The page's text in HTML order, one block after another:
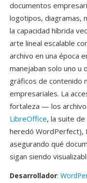
documentos
logotipos, diagramas,
la capacidad híbrida
arte lineal escalable
archivo en una época
manejaban solo uno u
gráficos de contenido
empresariales. La
fortaleza — los
LibreOffice, la suite
heredó WordPerfect),
asegurando qué
sigan siendo
Desarrollador: